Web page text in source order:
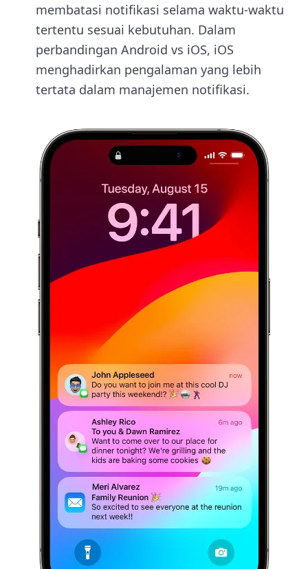
membatasi notifikasi selama waktu-waktu
tertentu sesuai kebutuhan. Dalam
perbandingan Android vs iOS, iOS
menghadirkan pengalaman yang lebih
tertata dalam manajemen notifikasi.